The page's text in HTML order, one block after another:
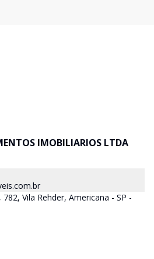
IMOBILIARIOS LTDA
Vila Rehder, Americana - SP -